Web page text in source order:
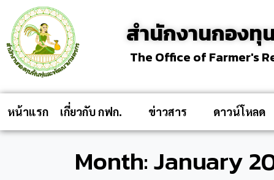
สำนักงานกอง
The Office of Farmer's
หน้าแรก เกี่ยวกับ กฟก. ข่าวสาร ดาวน์โหลด
Month:January